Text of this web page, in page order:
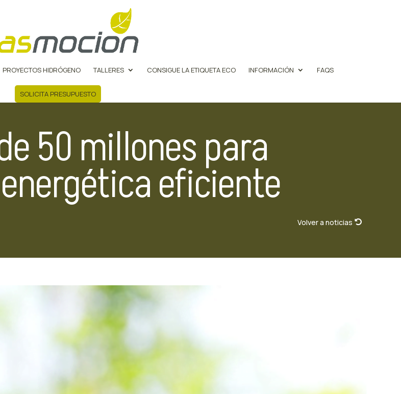
PROYECTOS HIDRÓGENO TALLERES CONSIGUE LA ETIQUETA ECO INFORMACIÓN FAQS
SOLICITA PRESUPUESTO
50 millones para
eficiente
Volver a noticias